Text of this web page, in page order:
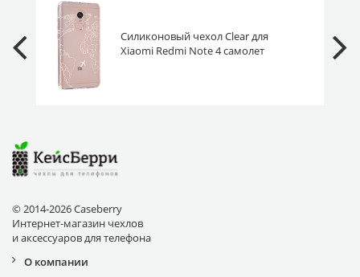
Силиконовый чехол Clear для
Xiaomi Redmi Note 4 самолет
© 2014-2026 Caseberry
Интернет-магазин чехлов
и аксессуаров для телефона
О компании